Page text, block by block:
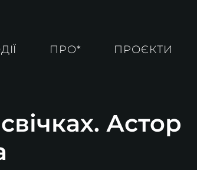
ПРО* ПРОЄКТИ
Астор